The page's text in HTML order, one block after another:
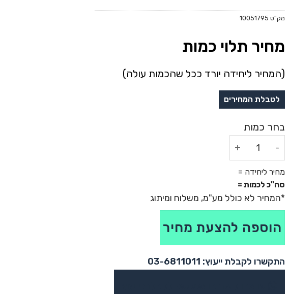
מק"ט 10051795
מחיר תלוי כמות
(המחיר ליחידה יורד ככל שהכמות עולה)
סה"כ לכמות =
מחיר ליחידה =
הוספה להצעת מחיר
התקשרו לקבלת ייעוץ: 03-6811011